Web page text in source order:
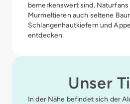
bemerkenswert sind.
Murmeltieren auch seltene
Schlangenhautkiefern und
entdecken.
Unser
In der Nähe befindet sich der